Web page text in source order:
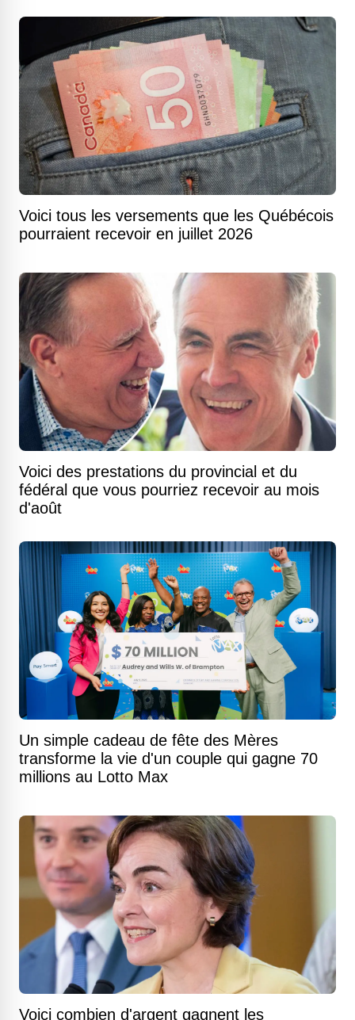
Voici tous les versements que les Québécois
pourraient recevoir en juillet 2026
Voici des prestations du provincial et du
fédéral que vous pourriez recevoir au mois
d'août
Un simple cadeau de fête des Mères
transforme la vie d'un couple qui gagne 70
millions au Lotto Max
Voici combien d'argent gagnent les